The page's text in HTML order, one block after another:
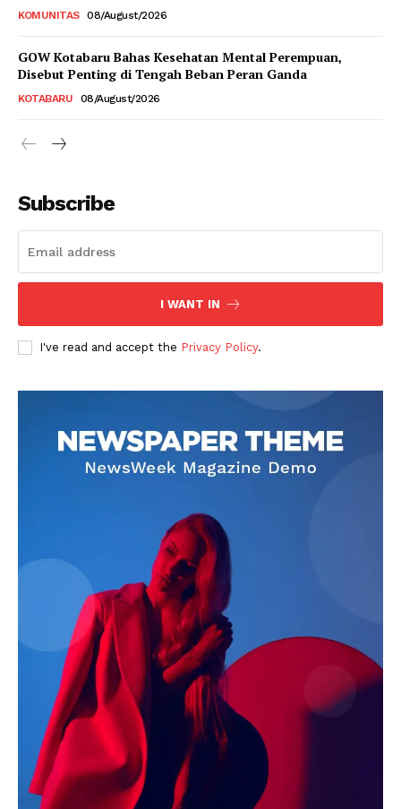
KOMUNITAS 08/August/2026
GOW Kotabaru Bahas Kesehatan Mental Perempuan,
Disebut Penting di Tengah Beban Peran Ganda
KOTABARU 08/August/2026
Subscribe
I WANT IN
I've read and accept the Privacy Policy.